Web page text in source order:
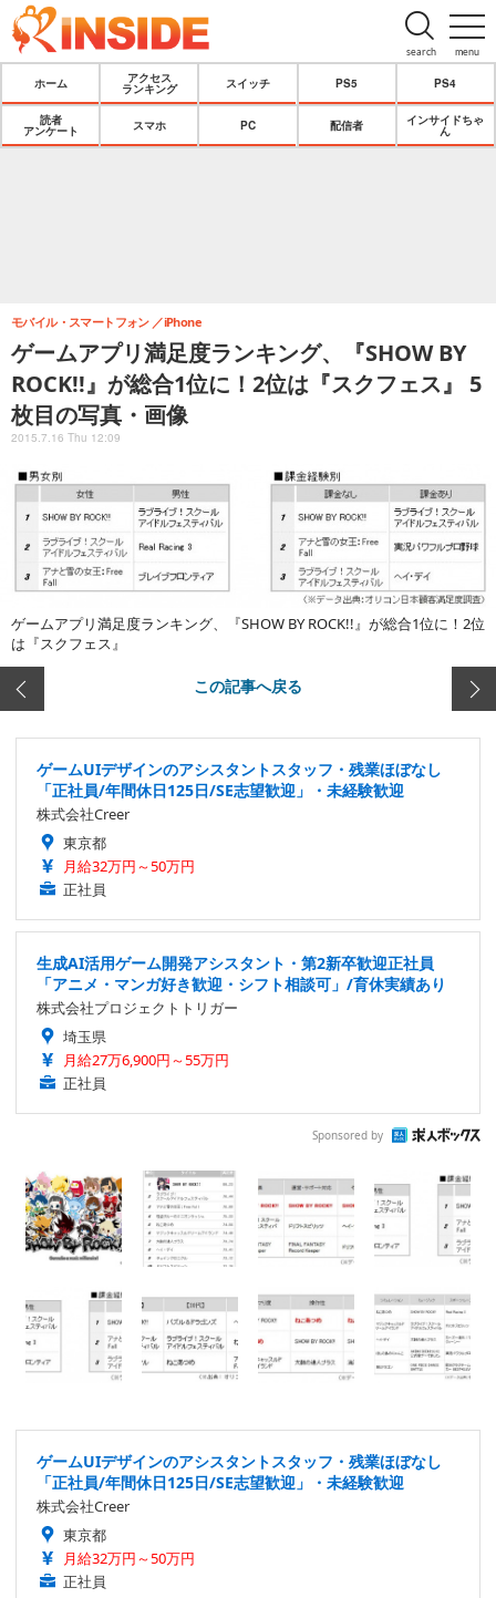
menu
search
ホーム
アクセス
ランキング
スイッチ PS5 PS4
読者
アンケート
スマホ PC 配信者
インサイドちゃ
ん
ゲームアプリ満足度ランキング、『SHOW BY
ROCK!!』が総合1位に！2位は『スクフェス』 5
枚目の写真・画像
モバイル・スマートフォン iPhone
2015.7.16 Thu 12:09
ゲームアプリ満足度ランキング、『SHOW BY ROCK!!』が総合1位に！2位
は『スクフェス』
この記事へ戻る
ゲームUIデザインのアシスタントスタッフ・残業ほぼなし
「正社員/年間休日125日/SE志望歓迎」・未経験歓迎
株式会社Creer
東京都
月給32万円～50万円
正社員
生成AI活用ゲーム開発アシスタント・第2新卒歓迎正社員
「アニメ・マンガ好き歓迎・シフト相談可」/育休実績あり
株式会社プロジェクトトリガー
埼玉県
月給27万6,900円～55万円
正社員
Sponsored by
ゲームUIデザインのアシスタントスタッフ・残業ほぼなし
「正社員/年間休日125日/SE志望歓迎」・未経験歓迎
株式会社Creer
東京都
月給32万円～50万円
正社員